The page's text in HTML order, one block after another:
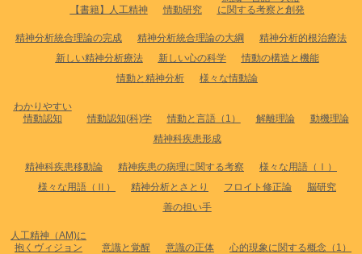
【書籍】人工精神 情動研究
に関する考察と創発
精神分析統合理論の完成 精神分析統合理論の大綱
精神分析的根治療法
新しい精神分析療法
新しい心の科学
情動の構造と機能
情動と精神分析
様々な情動論
わかりやすい
情動認知
情動認知(科)学 情動と言語（1） 解離理論
動機理論
精神科疾患形成
精神科疾患移動論 精神疾患の病理に関する考察
様々な用語（Ⅰ）
様々な用語（Ⅱ）
精神分析とさとり フロイト修正論
脳研究
善の担い手
人工精神（AM)に
抱くヴィジョン
意識と覚醒 意識の正体
心的現象に関する概念（1）